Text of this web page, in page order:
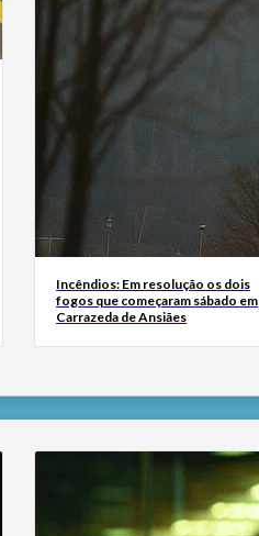
Incêndios: Em resolução os dois
fogos que começaram sábado em
Carrazeda de Ansiães